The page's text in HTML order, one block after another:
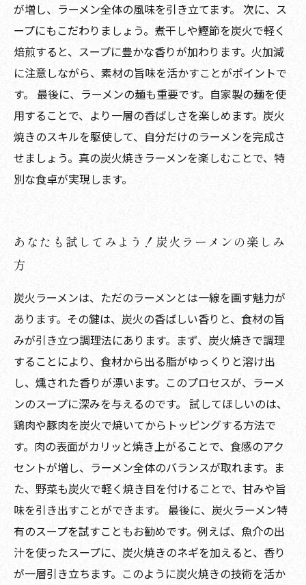
が増し、ラーメン全体の風味を引き立てます。 次に、ス
ープにもこだわりましょう。煮干しや鰹節を炭火で軽く
焙煎すると、スープに豊かな香りが加わります。火加減
に注意しながら、素材の旨味を活かすことがポイントで
す。 最後に、ラーメンの麺も重要です。自家製の麺を使
用することで、より一層の香ばしさを楽しめます。炭火
焼きのスキルを駆使して、自分だけのラーメンを完成さ
せましょう。真の炭火焼きラーメンを楽しむことで、特
別な食卓が実現します。
あなたも試してみよう！炭火ラーメンの楽しみ
方
炭火ラーメンは、ただのラーメンとは一線を画す魅力が
あります。その鍵は、炭火の香ばしい香りと、食材の旨
みが引き立つ調理法にあります。まず、炭火焼きで調理
することにより、食材から出る脂がゆっくりと溶け出
し、燻された香りが漂います。このプロセスが、ラーメ
ンのスープに深みを与えるのです。 試してほしいのは、
鶏肉や豚肉を炭火で焼いてからトッピングする方法で
す。肉の表面がカリッと焼き上がることで、食感のアク
セントが増し、ラーメン全体のバランスが取れます。ま
た、野菜も炭火で軽く焼き目を付けることで、甘みや旨
味を引き出すことができます。 最後に、炭火ラーメン特
有のスープを試すこともお勧めです。例えば、魚介の出
汁を使ったスープに、炭火焼きのネギを加えると、香り
が一層引き立ちます。このように炭火焼きの技術を活か